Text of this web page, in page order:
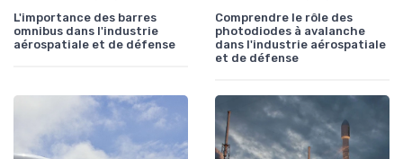
L'importance des barres
omnibus dans l'industrie
aérospatiale et de défense
Comprendre le rôle des
photodiodes à avalanche
dans l'industrie aérospatiale
et de défense